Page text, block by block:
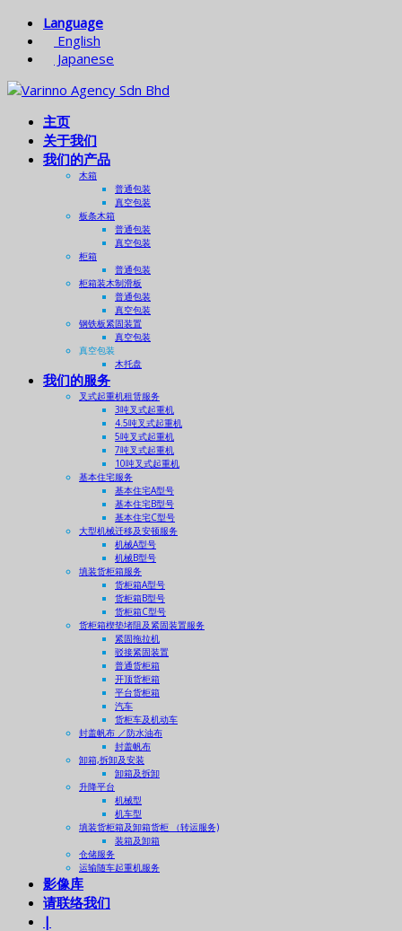
Language
English
Japanese
主页
关于我们
我们的产品
木箱
普通包装
真空包装
板条木箱
普通包装
真空包装
柜箱
普通包装
柜箱装木制滑板
普通包装
真空包装
钢铁板紧固装置
真空包装
真空包装
木托盘
我们的服务
叉式起重机租赁服务
3吨叉式起重机
4.5吨叉式起重机
5吨叉式起重机
7吨叉式起重机
10吨叉式起重机
基本住宅服务
基本住宅A型号
基本住宅B型号
基本住宅C型号
大型机械迁移及安顿服务
机械A型号
机械B型号
填装货柜箱服务
货柜箱A型号
货柜箱B型号
货柜箱C型号
货柜箱楔垫堵阻及紧固装置服务
紧固拖拉机
驳接紧固装置
普通货柜箱
开顶货柜箱
平台货柜箱
汽车
货柜车及机动车
封盖帆布 ／防水油布
封盖帆布
卸箱,拆卸及安装
卸箱及拆卸
升降平台
机械型
机车型
填装货柜箱及卸箱货柜 （转运服务)
装箱及卸箱
仓储服务
运输随车起重机服务
影像库
请联络我们
|